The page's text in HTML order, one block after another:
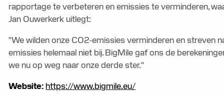
rapportage te verbeteren en emissies te verminderen,
Jan Ouwerkerk uitlegt:
"We wilden onze CO2-emissies verminderen en streven
emissies helemaal niet bij. BigMile gaf ons de
we nu op weg naar onze derde ster."
Website: https://www.bigmile.eu/